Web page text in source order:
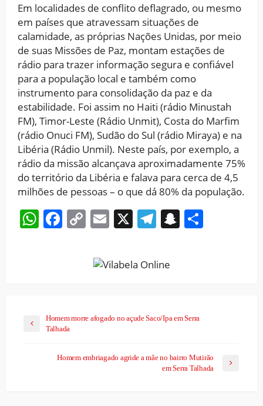
Em localidades de conflito deflagrado, ou mesmo
em países que atravessam situações de
calamidade, as próprias Nações Unidas, por meio
de suas Missões de Paz, montam estações de
rádio para trazer informação segura e confiável
para a população local e também como
instrumento para consolidação da paz e da
estabilidade. Foi assim no Haiti (rádio Minustah
FM), Timor-Leste (Rádio Unmit), Costa do Marfim
(rádio Onuci FM), Sudão do Sul (rádio Miraya) e na
Libéria (Rádio Unmil). Neste país, por exemplo, a
rádio da missão alcançava aproximadamente 75%
do território da Libéria e falava para cerca de 4,5
milhões de pessoas – o que dá 80% da população.
WhatsApp
Facebook
CopyEmail
X Telegram
Snapchat
Homem morre afogado no açude Saco/Ipa em Serra
Talhada
Homem embriagado agride a mãe no bairro Mutirão
em Serra Talhada